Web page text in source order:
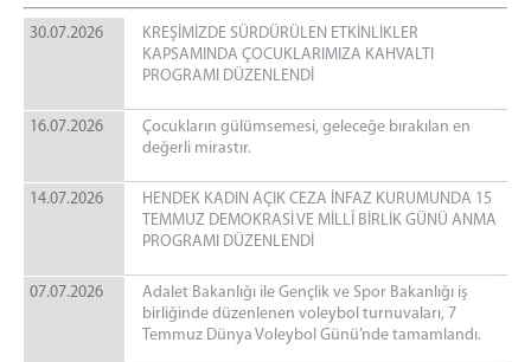
TAKI TASARIM ATÖLYESİ
ZİYARET GÜN VE SAATLERİ
YEMEK LİSTESİ
30.07.2026
KREŞİMİZDE SÜRDÜRÜLEN ETKİNLİKLER
KAPSAMINDA ÇOCUKLARIMIZA KAHVALTI
PROGRAMI DÜZENLENDİ
16.07.2026
Çocukların gülümsemesi, geleceğe bırakılan en
değerli mirastır.
14.07.2026
HENDEK KADIN AÇIK CEZA İNFAZ KURUMUNDA 15
TEMMUZ DEMOKRASİ VE MİLLÎ BİRLİK GÜNÜ ANMA
PROGRAMI DÜZENLENDİ
07.07.2026
Adalet Bakanlığı ile Gençlik ve Spor Bakanlığı iş
birliğinde düzenlenen voleybol turnuvaları, 7
Temmuz Dünya Voleybol Günü’nde tamamlandı.